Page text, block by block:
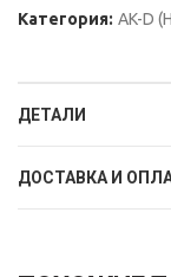
Категория: AK-D
ДЕТАЛИ
ДОСТАВКА И